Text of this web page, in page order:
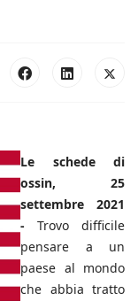
Le schede di
ossin, 25
settembre 2021
- Trovo difficile
pensare a un
paese al mondo
che abbia tratto